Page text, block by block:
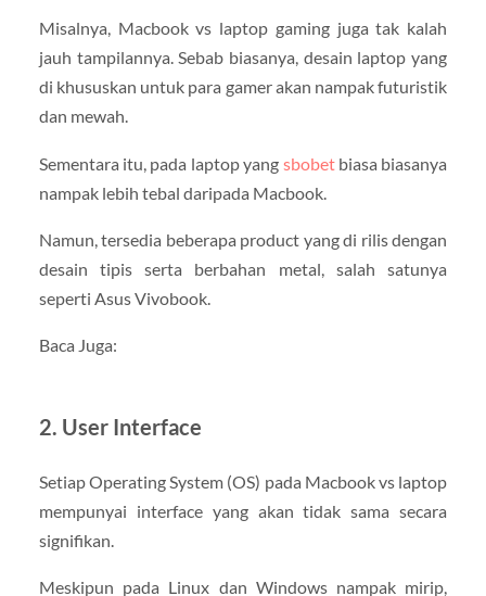
Misalnya, Macbook vs laptop gaming juga tak kalah
jauh tampilannya. Sebab biasanya, desain laptop yang
di khususkan untuk para gamer akan nampak futuristik
dan mewah.
Sementara itu, pada laptop yang sbobetbiasa biasanya
nampak lebih tebal daripada Macbook.
Namun, tersedia beberapa product yang di rilis dengan
desain tipis serta berbahan metal, salah satunya
seperti Asus Vivobook.
Baca Juga:
2. User Interface
Setiap Operating System (OS) pada Macbook vs laptop
mempunyai interface yang akan tidak sama secara
signifikan.
Meskipun pada Linux dan Windows nampak mirip,